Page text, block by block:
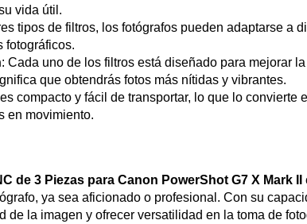
vida útil.
tipos de filtros, los fotógrafos pueden adaptarse a
fotográficos.
: Cada uno de los filtros está diseñado para mejorar
que obtendrás fotos más nítidas y vibrantes.
compacto y fácil de transportar, lo que lo convierte
en movimiento.
de 3 Piezas para Canon PowerShot G7 X Mark II
ya sea aficionado o profesional. Con su
de la imagen y ofrecer versatilidad en la toma de